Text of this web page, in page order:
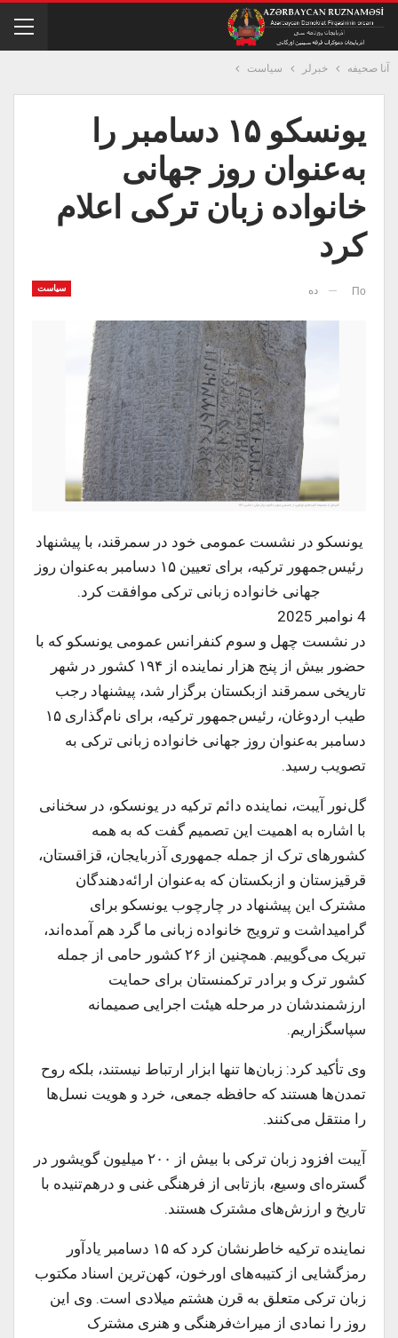
آنا صحیفه خبرلر سیاست
یونسکو ۱۵ دسامبر را
به‌عنوان روز جهانی
خانواده زبان ترکی اعلام
کرد
سیاست По ده
یونسکو در نشست عمومی خود در سمرقند، با پیشنهاد
رئیس‌جمهور ترکیه، برای تعیین ۱۵ دسامبر به‌عنوان روز
جهانی خانواده زبانی ترکی موافقت کرد.
4 نوامبر 2025
در نشست چهل و سوم کنفرانس عمومی یونسکو که با
حضور بیش از پنج هزار نماینده از ۱۹۴ کشور در شهر
تاریخی سمرقند ازبکستان برگزار شد، پیشنهاد رجب
طیب اردوغان، رئیس‌جمهور ترکیه، برای نام‌گذاری ۱۵
دسامبر به‌عنوان روز جهانی خانواده زبانی ترکی به
تصویب رسید.
گل‌نور آیبت، نماینده دائم ترکیه در یونسکو، در سخنانی
با اشاره به اهمیت این تصمیم گفت که به همه
کشورهای ترک از جمله جمهوری آذربایجان، قزاقستان،
قرقیزستان و ازبکستان که به‌عنوان ارائه‌دهندگان
مشترک این پیشنهاد در چارچوب یونسکو برای
گرامیداشت و ترویج خانواده زبانی ما گرد هم آمده‌اند،
تبریک می‌گوییم. همچنین از ۲۶ کشور حامی از جمله
کشور ترک و برادر ترکمنستان برای حمایت
ارزشمندشان در مرحله هیئت اجرایی صمیمانه
سپاسگزاریم.
وی تأکید کرد: زبان‌ها تنها ابزار ارتباط نیستند، بلکه روح
تمدن‌ها هستند که حافظه جمعی، خرد و هویت نسل‌ها
را منتقل می‌کنند.
آیبت افزود زبان ترکی با بیش از ۲۰۰ میلیون گویشور در
گستره‌ای وسیع، بازتابی از فرهنگی غنی و درهم‌تنیده با
تاریخ و ارزش‌های مشترک هستند.
نماینده ترکیه خاطرنشان کرد که ۱۵ دسامبر یادآور
رمزگشایی از کتیبه‌های اورخون، کهن‌ترین اسناد مکتوب
زبان ترکی متعلق به قرن هشتم میلادی است. وی این
روز را نمادی از میراث‌فرهنگی و هنری مشترک